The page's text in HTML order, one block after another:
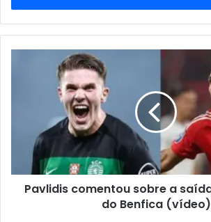
de
email
Pavlidis comentou sobre a
do Benfica (vídeo)